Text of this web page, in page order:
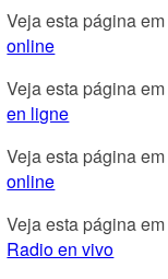
Veja esta página
online
Veja esta página
en ligne
Veja esta página
online
Veja esta página
Radio en vivo